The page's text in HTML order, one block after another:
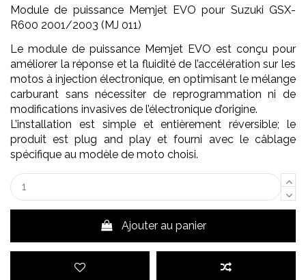
Module de puissance Memjet EVO pour Suzuki GSX-
R600 2001/2003 (MJ 011)
Le module de puissance Memjet EVO est conçu pour
améliorer la réponse et la fluidité de l’accélération sur les
motos à injection électronique, en optimisant le mélange
carburant sans nécessiter de reprogrammation ni de
modifications invasives de l’électronique d’origine.
L’installation est simple et entièrement réversible; le
produit est plug and play et fourni avec le câblage
spécifique au modèle de moto choisi.
Ajouter au panier